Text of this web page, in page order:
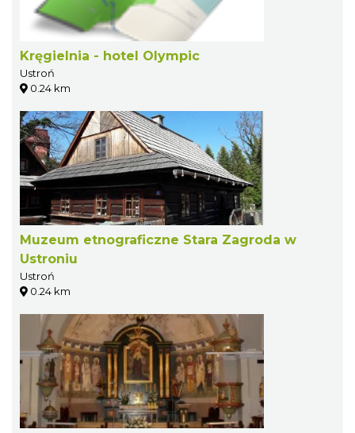
Kręgielnia - hotel Olympic
Ustroń
0.24 km
Muzeum etnograficzne Stara Zagroda w
Ustroniu
Ustroń
0.24 km